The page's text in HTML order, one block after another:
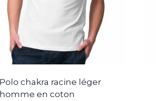
Polo chakra racine léger
homme en coton